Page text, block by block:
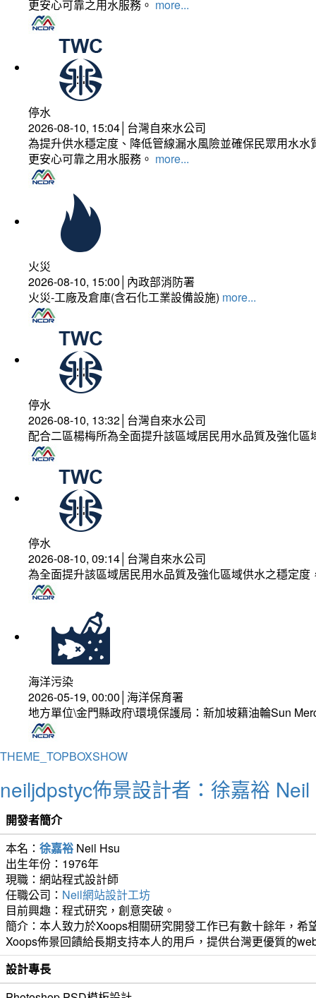
更安心可靠之用水服務。 more...
停水
2026-08-10, 15:04│台灣自來水公司
為提升供水穩定度、降低管線漏水風險並確保民眾用水
更安心可靠之用水服務。 more...
火災
2026-08-10, 15:00│內政部消防署
火災-工廠及倉庫(含石化工業設備設施) more...
停水
2026-08-10, 13:32│台灣自來水公司
配合二區楊梅所為全面提升該區域居民用水品質及強化
停水
2026-08-10, 09:14│台灣自來水公司
為全面提升該區域居民用水品質及強化區域供水之穩定
海洋污染
2026-05-19, 00:00│海洋保育署
地方單位\金門縣政府\環境保護局：新加坡籍油輪Sun
THEME_TOPBOXSHOW
neiljdpstyc佈景設計者：徐嘉裕
開發者簡介
本名： 徐嘉裕 Neil Hsu
出生年份：1976年
現職：網站程式設計師
任職公司： Neil網站設計工坊
目前興趣：程式研究，創意突破。
簡介：本人致力於Xoops相關研究開發工作已有數十餘年，
Xoops佈景回饋給長期支持本人的用戶，提供台灣更優質的
設計專長